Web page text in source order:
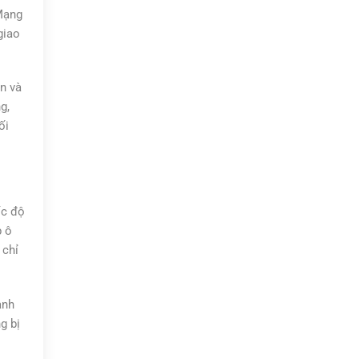
và
độ
ô
chỉ
bị